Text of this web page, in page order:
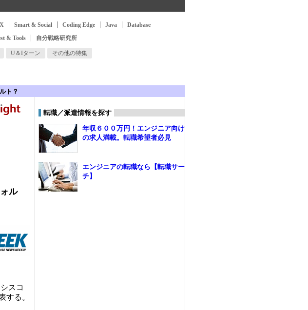
Smart & Social Coding Edge Java
Database
& Tools 自分戦略研究所
U＆Iターン その他の特集
ト？
ル
スコ
する。
転職／派遣情報を探す
年収６００万円！エンジニア向け
の求人満載。転職希望者必見
エンジニアの転職なら【転職サー
チ】